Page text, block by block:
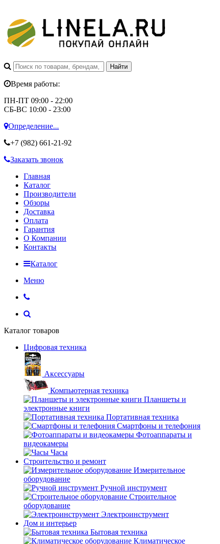
Время работы:
ПН-ПТ 09:00 - 22:00
СБ-ВС 10:00 - 23:00
Определение...
+7 (982) 661-21-92
Заказать звонок
Главная
Каталог
Производители
Обзоры
Доставка
Оплата
Гарантия
О Компании
Контакты
Каталог
Меню
Каталог товаров
Цифровая техника
Аксессуары
Компьютерная техника
Планшеты и
электронные книги
Портативная техника
Смартфоны и телефония
Фотоаппараты и
видеокамеры
Часы
Строительство и ремонт
Измерительное
оборудование
Ручной инструмент
Строительное
оборудование
Электроинструмент
Дом и интерьер
Бытовая техника
Климатическое